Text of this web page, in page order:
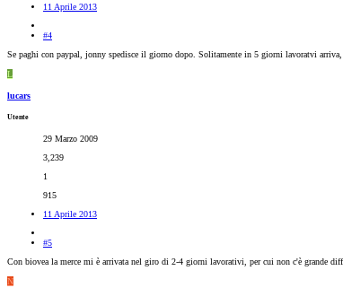
11 Aprile 2013
#4
Se paghi con paypal, jonny spedisce il giorno dopo. Solitamente in 5 giorni lavoratvi
L
lucars
Utente
29 Marzo 2009
3,239
1
915
11 Aprile 2013
#5
Con biovea la merce mi è arrivata nel giro di 2-4 giorni lavorativi, per cui non c'è grande
N